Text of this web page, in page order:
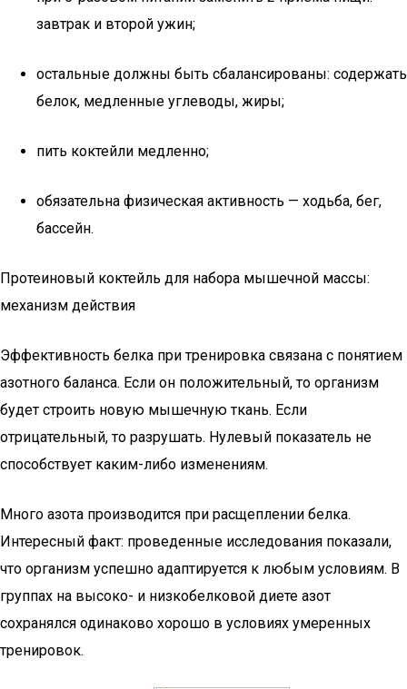
завтрак и второй ужин;
остальные должны быть сбалансированы: содержать
белок, медленные углеводы, жиры;
пить коктейли медленно;
обязательна физическая активность — ходьба, бег,
бассейн.
Протеиновый коктейль для набора мышечной массы:
механизм действия
Эффективность белка при тренировка связана с понятием
азотного баланса. Если он положительный, то организм
будет строить новую мышечную ткань. Если
отрицательный, то разрушать. Нулевый показатель не
способствует каким-либо изменениям.
Много азота производится при расщеплении белка.
Интересный факт: проведенные исследования показали,
что организм успешно адаптируется к любым условиям. В
группах на высоко- и низкобелковой диете азот
сохранялся одинаково хорошо в условиях умеренных
тренировок.